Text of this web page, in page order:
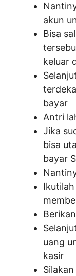
akun
Bisa
keluar
bayar
Antri
Jika
bisa
bayar
uang
kasir